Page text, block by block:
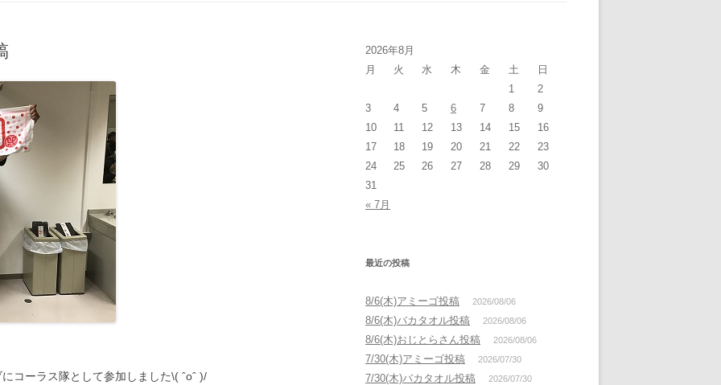
コーラス隊として参加しました\( ˆoˆ )/
2026年8月
月
火 水 木 金 土
日
1
2
3
4 5 6 7 8
9
10
11 12 13 14 15
16
17
18 19 20 21 22
23
24
25 26 27 28 29
30
31
« 7月
最近の投稿
8/6(木)アミーゴ投稿 2026/08/06
8/6(木)バカタオル投稿 2026/08/06
8/6(木)おじとらさん投稿 2026/08/06
7/30(木)アミーゴ投稿 2026/07/30
7/30(木)バカタオル投稿 2026/07/30